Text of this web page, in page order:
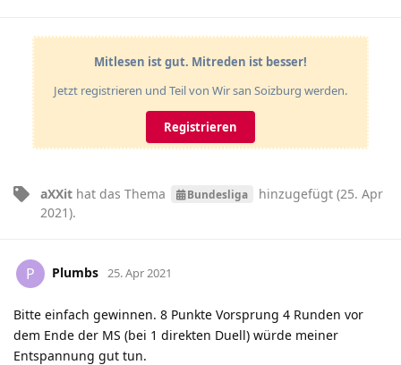
Mitlesen ist gut. Mitreden ist besser!
Jetzt registrieren und Teil von Wir san Soizburg werden.
Registrieren
aXXit hat das Thema Bundesliga hinzugefügt (25. Apr
2021).
P Plumbs 25. Apr 2021
Bitte einfach gewinnen. 8 Punkte Vorsprung 4 Runden vor
dem Ende der MS (bei 1 direkten Duell) würde meiner
Entspannung gut tun.